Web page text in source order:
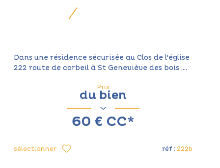
Dans une résidence sécurisée au Clos de l'église
222 route de corbeil à St Geneviève des bois ,...
Prix
du bien
60 € CC*
sélectionner réf : 222b